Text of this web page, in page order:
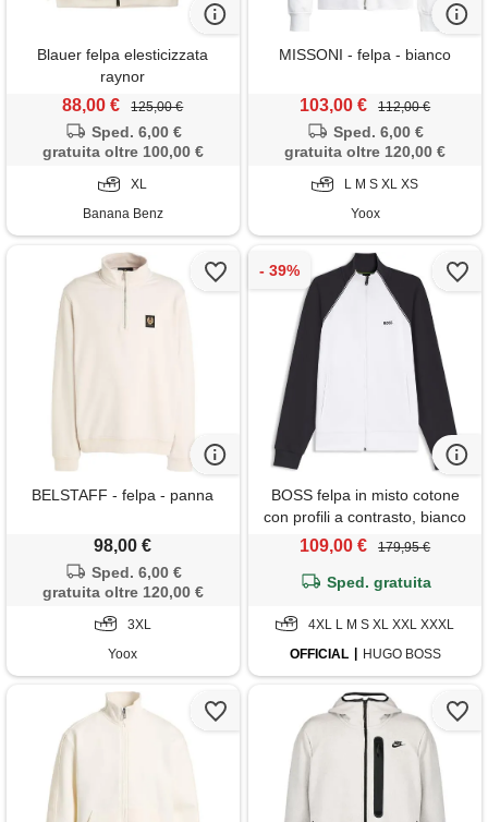
Blauer felpa elesticizzata
raynor
88,00 € 125,00 €
Sped. 6,00 €
gratuita oltre 100,00 €
XL
Banana Benz
MISSONI - felpa - bianco
103,00 € 112,00 €
Sped. 6,00 €
gratuita oltre 120,00 €
L M S XL XS
Yoox
BELSTAFF - felpa - panna
98,00 €
Sped. 6,00 €
gratuita oltre 120,00 €
3XL
Yoox
BOSS felpa in misto cotone
con profili a contrasto, bianco
/ blu scuro
109,00 € 179,95 €
Sped. gratuita
4XL L M S XL XXL XXXL
OFFICIAL
HUGO BOSS